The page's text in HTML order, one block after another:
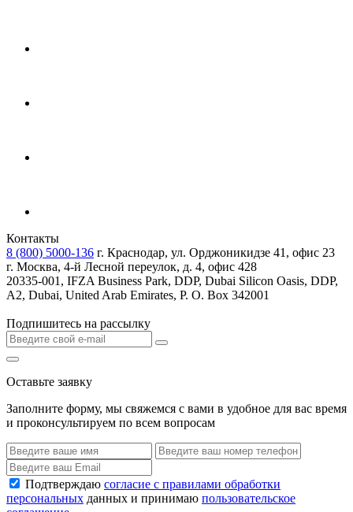
Контакты
8 (800) 5000-136 г. Краснодар, ул. Орджоникидзе 41, офис 23
г. Москва, 4-й Лесной переулок, д. 4, офис 428
20335-001, IFZA Business Park, DDP, Dubai Silicon Oasis, DDP,
A2, Dubai, United Arab Emirates, P. O. Box 342001
Подпишитесь на рассылку
Оставьте заявку
Заполните форму, мы свяжемся с вами в удобное для вас время
и проконсультируем по всем вопросам
Подтверждаю согласие с правилами обработки
персональных данных и принимаю пользовательское